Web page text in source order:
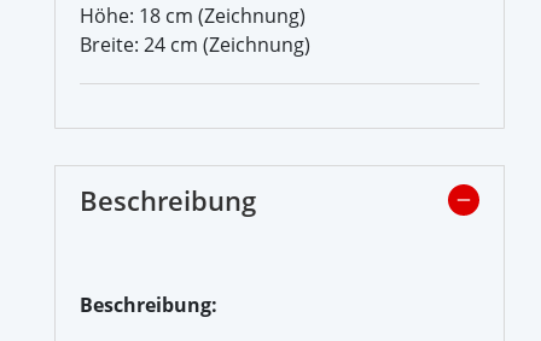
Höhe: 18 cm (Zeichnung)
Breite: 24 cm (Zeichnung)
Beschreibung
Beschreibung: